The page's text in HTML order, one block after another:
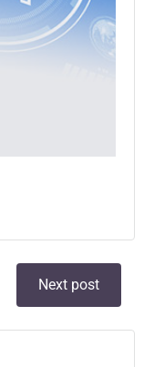
Next post